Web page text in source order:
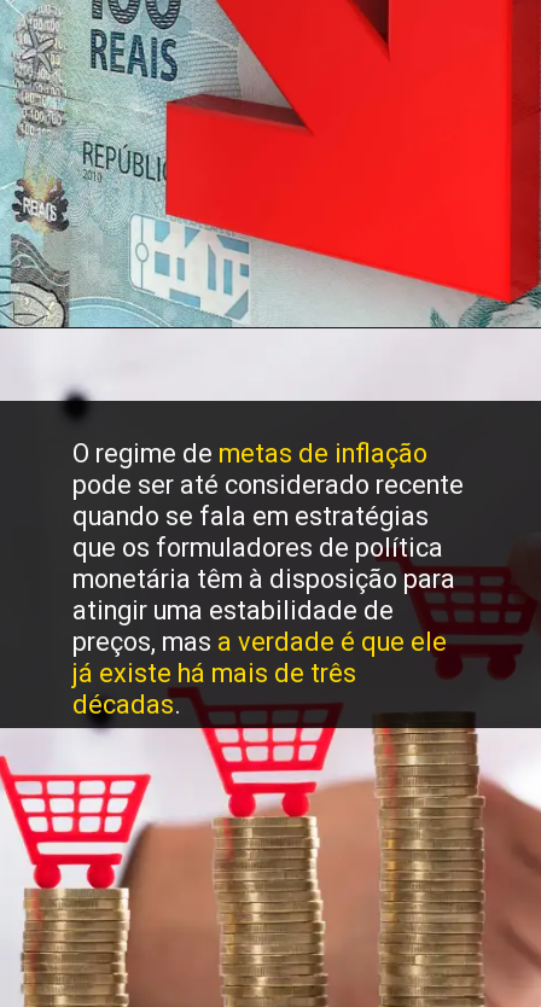
O regime de metas de inflação
pode ser até considerado recente
quando se fala em estratégias
que os formuladores de política
monetária têm à disposição para
atingir uma estabilidade de
preços, mas a verdade é que ele
já existe há mais de três
décadas.